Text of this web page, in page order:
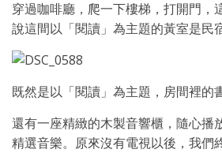
穿過咖啡廳，爬一下樓梯，打開門，
說這間以「閱讀」為主題的黃室是民
既然是以「閱讀」為主題，房間裡的
還有一座精緻的木製音響櫃，隨心播
精選音樂。原來沒有電視以後，我們